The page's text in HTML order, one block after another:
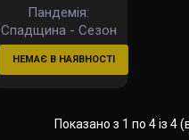
Пандемія:
Спадщина - Cезон
1 (Pandemic:
Legacy season 1)
НЕМАЄ В НАЯВНОСТІ
Показано з 1 по 4 із 4